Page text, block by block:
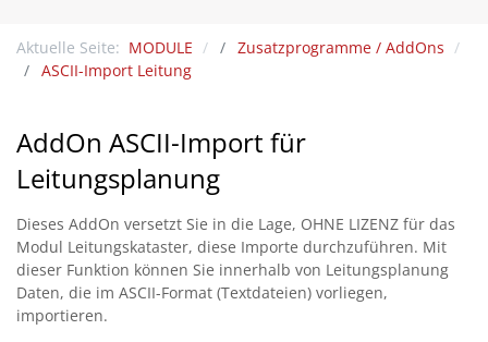
Aktuelle Seite: MODULE
Zusatzprogramme / AddOns
ASCII-Import Leitung
AddOn ASCII-Import für
Leitungsplanung
Dieses AddOn versetzt Sie in die Lage, OHNE LIZENZ für das
Modul Leitungskataster, diese Importe durchzuführen. Mit
dieser Funktion können Sie innerhalb von Leitungsplanung
Daten, die im ASCII-Format (Textdateien) vorliegen,
importieren.